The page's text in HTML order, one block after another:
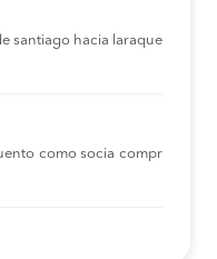
santiago hacia laraque
como socia compr